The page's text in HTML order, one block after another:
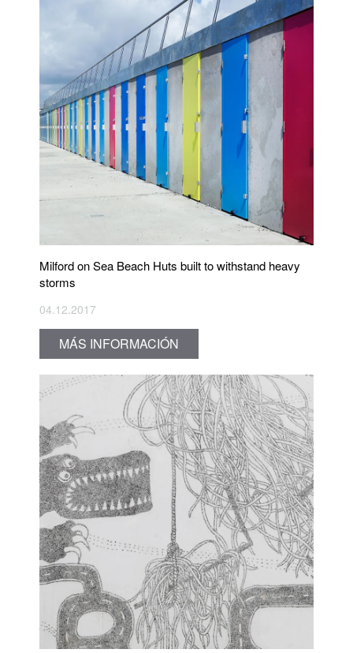
Milford on Sea Beach Huts built to withstand heavy
storms
04.12.2017
MÁS INFORMACIÓN